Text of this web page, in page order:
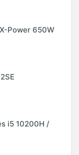
Power 650W
i5 10200H /